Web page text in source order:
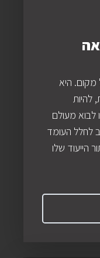
מקום. היא
להיות
לבוא מעולם
לחלל העומד
הייעוד שלו